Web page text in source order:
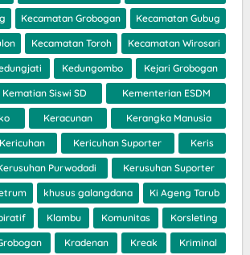
Kecamatan Grobogan Kecamatan Gubug
Kecamatan Toroh Kecamatan Wirosari
Kedungombo Kejari Grobogan
Kematian Siswi SD Kementerian ESDM
Keracunan Kerangka Manusia
Kericuhan Kericuhan Suporter Keris
Purwodadi Kerusuhan Suporter
khusus galangdana Ki Ageng Tarub
Klambu Komunitas Korsleting
Kradenan Kreak Kriminal